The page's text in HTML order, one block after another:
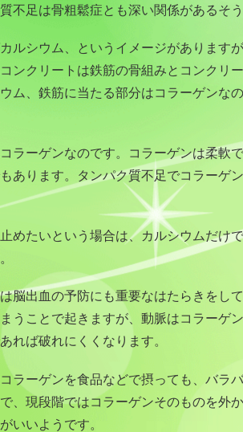
不足は骨粗鬆症とも深い関係があるそう
ルシウム、というイメージがあります
ンクリートは鉄筋の骨組みとコンクリ
ム、鉄筋に当たる部分はコラーゲンな
ラーゲンなのです。コラーゲンは柔軟
あります。タンパク質不足でコラーゲ
めたいという場合は、カルシウムだけ
脳出血の予防にも重要なはたらきをし
うことで起きますが、動脈はコラーゲ
れば破れにくくなります。
ラーゲンを食品などで摂っても、バラ
、現段階ではコラーゲンそのものを外
いいようです。